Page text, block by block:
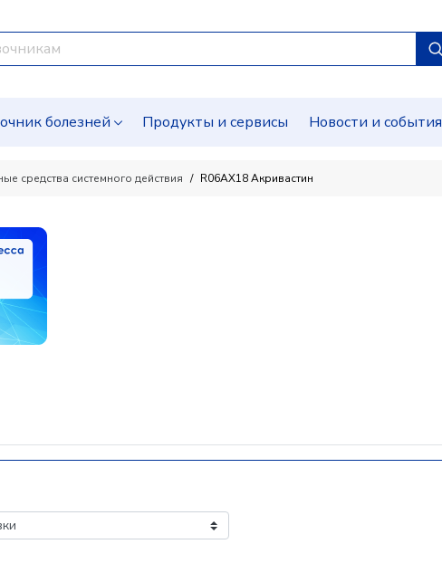
болезней Продукты и сервисы Новости и события
средства системного действия R06AX18 Акривастин